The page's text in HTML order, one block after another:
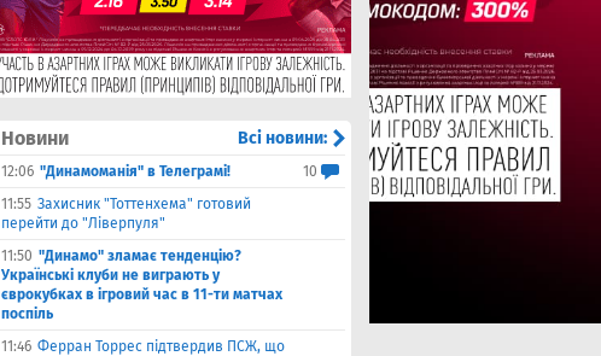
Новини Всі новини:
12:06 "Динамоманія" в Телеграмі!
10
11:55 Захисник "Тоттенхема" готовий
перейти до "Ліверпуля"
11:50 "Динамо" зламає тенденцію?
Українські клуби не виграють у
єврокубках в ігровий час в 11-ти матчах
поспіль
11:46 Ферран Торрес підтвердив ПСЖ, що